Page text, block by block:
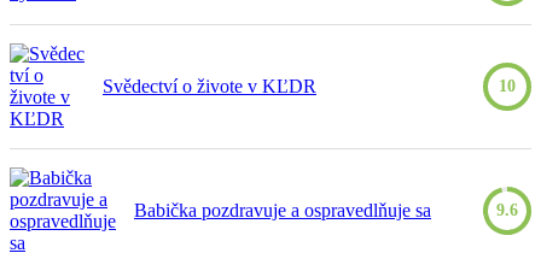
Svědectví o živote v KĽDR 10
Babička pozdravuje a ospravedlňuje sa 9.6